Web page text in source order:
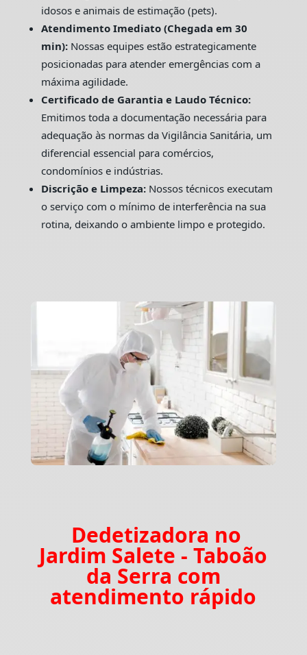
idosos e animais de estimação (pets).
Atendimento Imediato (Chegada em 30
min):Nossas equipes estão estrategicamente
posicionadas para atender emergências com a
máxima agilidade.
Certificado de Garantia e Laudo Técnico:
Emitimos toda a documentação necessária para
adequação às normas da Vigilância Sanitária, um
diferencial essencial para comércios,
condomínios e indústrias.
Discrição e Limpeza:Nossos técnicos executam
o serviço com o mínimo de interferência na sua
rotina, deixando o ambiente limpo e protegido.
Dedetizadora no
Jardim Salete - Taboão
da Serra com
atendimento rápido